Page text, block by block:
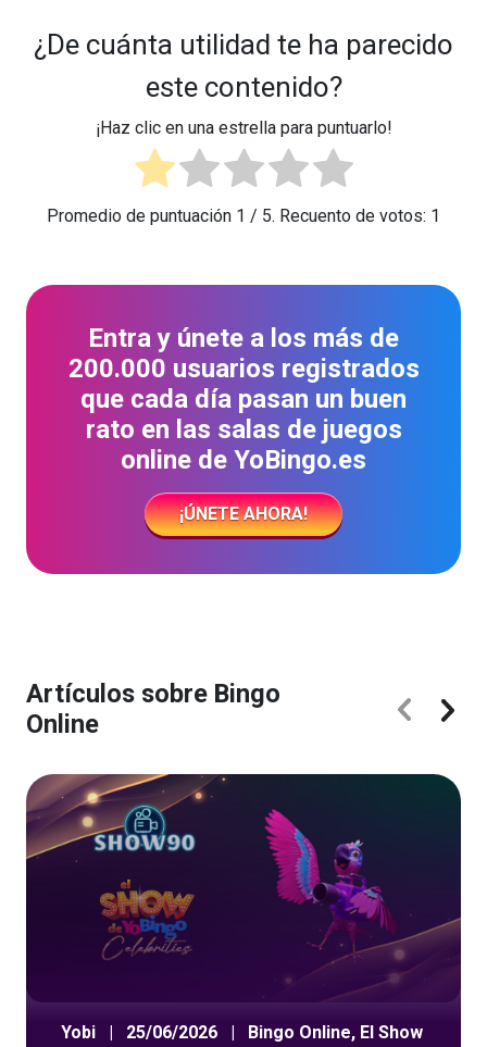
¿De cuánta utilidad te ha parecido
este contenido?
¡Haz clic en una estrella para puntuarlo!
Promedio de puntuación 1 / 5. Recuento de votos: 1
Entra y únete a los más de
200.000 usuarios registrados
que cada día pasan un buen
rato en las salas de juegos
online de YoBingo.es
¡ÚNETE AHORA!
Artículos sobre Bingo
Online
Yobi 25/06/2026 Bingo Online, El Show